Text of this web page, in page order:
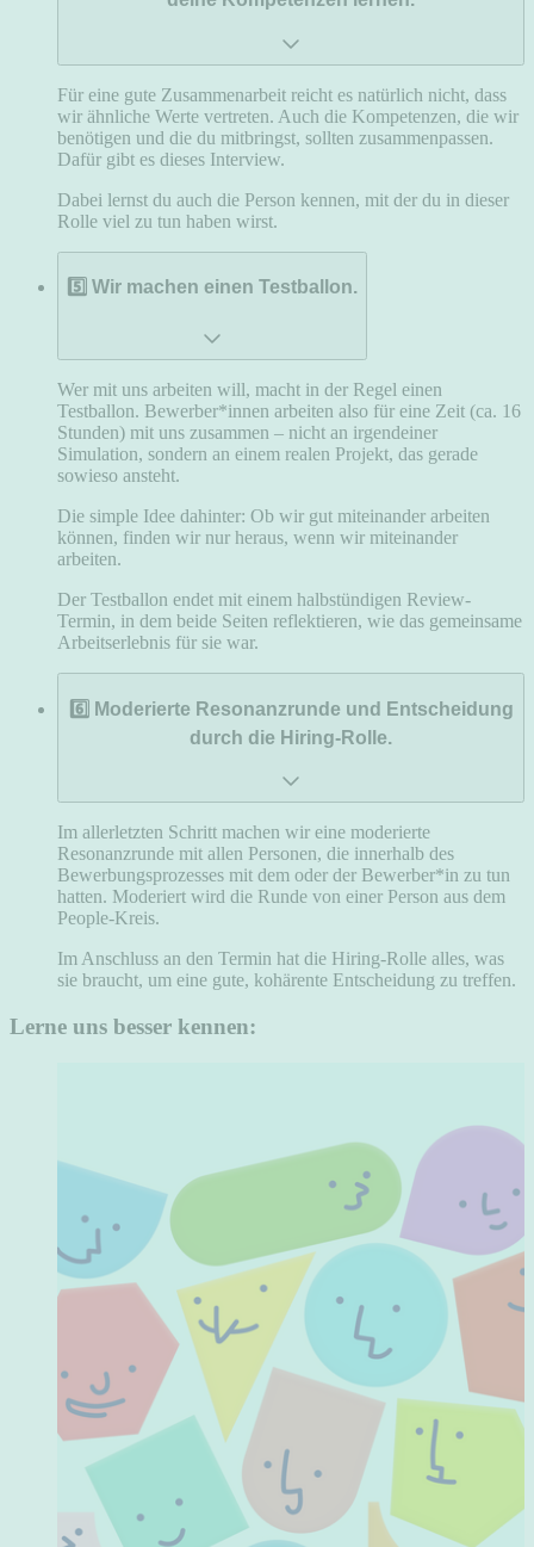
Für eine gute Zusammenarbeit reicht es natürlich nicht, dass
wir ähnliche Werte vertreten. Auch die Kompetenzen, die wir
benötigen und die du mitbringst, sollten zusammenpassen.
Dafür gibt es dieses Interview.
Dabei lernst du auch die Person kennen, mit der du in dieser
Rolle viel zu tun haben wirst.
5️⃣ Wir machen einen Testballon.
Wer mit uns arbeiten will, macht in der Regel einen
Testballon. Bewerber*innen arbeiten also für eine Zeit (ca. 16
Stunden) mit uns zusammen – nicht an irgendeiner
Simulation, sondern an einem realen Projekt, das gerade
sowieso ansteht.
Die simple Idee dahinter: Ob wir gut miteinander arbeiten
können, finden wir nur heraus, wenn wir miteinander
arbeiten.
Der Testballon endet mit einem halbstündigen Review-
Termin, in dem beide Seiten reflektieren, wie das gemeinsame
Arbeitserlebnis für sie war.
6️⃣ Moderierte Resonanzrunde und Entscheidung
durch die Hiring-Rolle.
Im allerletzten Schritt machen wir eine moderierte
Resonanzrunde mit allen Personen, die innerhalb des
Bewerbungsprozesses mit dem oder der Bewerber*in zu tun
hatten. Moderiert wird die Runde von einer Person aus dem
People-Kreis.
Im Anschluss an den Termin hat die Hiring-Rolle alles, was
sie braucht, um eine gute, kohärente Entscheidung zu treffen.
Lerne uns besser kennen: